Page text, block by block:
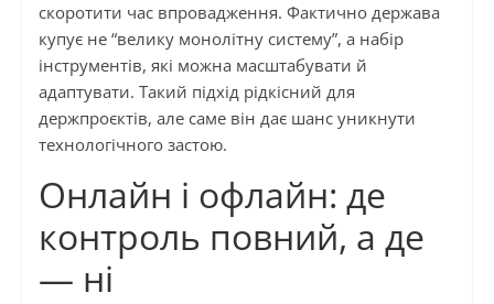
скоротити час впровадження. Фактично держава
купує не “велику монолітну систему”, а набір
інструментів, які можна масштабувати й
адаптувати. Такий підхід рідкісний для
держпроєктів, але саме він дає шанс уникнути
технологічного застою.
Онлайн і офлайн: де
контроль повний, а де
— ні